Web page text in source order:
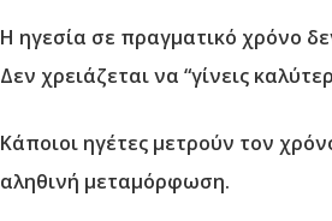
Η ηγεσία σε πραγματικό χρόνο
Δεν χρειάζεται να “γίνεις
Κάποιοι ηγέτες μετρούν τον
αληθινή μεταμόρφωση.